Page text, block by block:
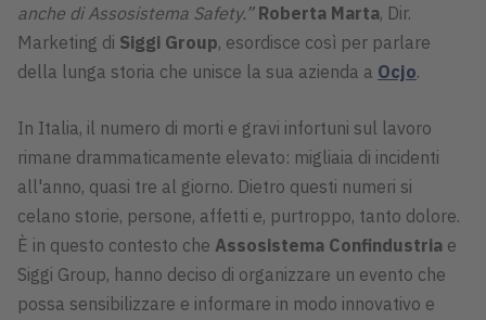
anche di Assosistema Safety.” Roberta Marta, Dir.
Marketing di Siggi Group, esordisce così per parlare
della lunga storia che unisce la sua azienda a Ocjo.
In Italia, il numero di morti e gravi infortuni sul lavoro
rimane drammaticamente elevato: migliaia di incidenti
all'anno, quasi tre al giorno. Dietro questi numeri si
celano storie, persone, affetti e, purtroppo, tanto dolore.
È in questo contesto che Assosistema Confindustria e
Siggi Group, hanno deciso di organizzare un evento che
possa sensibilizzare e informare in modo innovativo e